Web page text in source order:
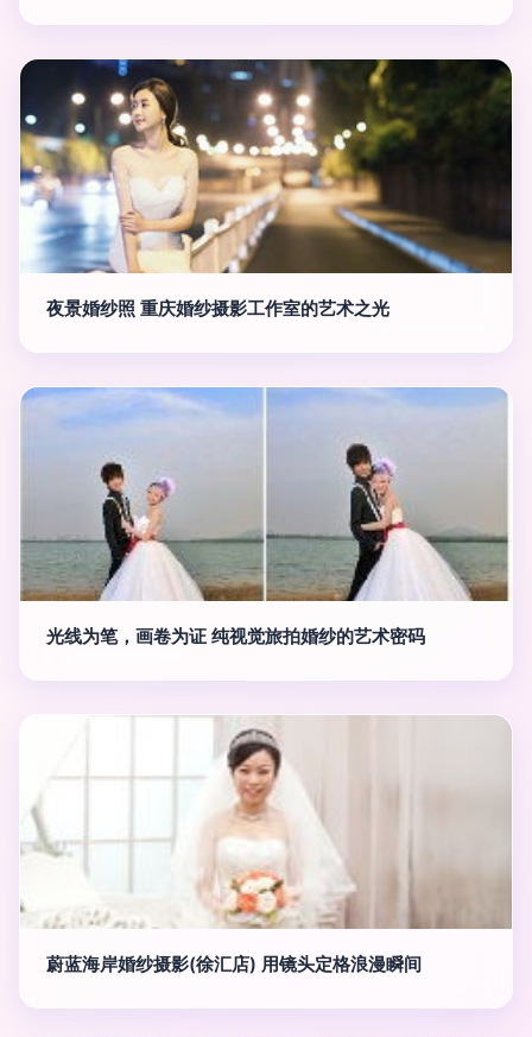
夜景婚纱照 重庆婚纱摄影工作室的艺术之光
光线为笔，画卷为证 纯视觉旅拍婚纱的艺术密码
蔚蓝海岸婚纱摄影(徐汇店) 用镜头定格浪漫瞬间